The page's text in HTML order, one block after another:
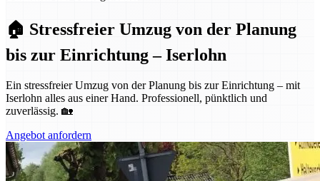
🏠 Stressfreier Umzug von der Planung
bis zur Einrichtung – Iserlohn
Ein stressfreier Umzug von der Planung bis zur Einrichtung – mit
Iserlohn alles aus einer Hand. Professionell, pünktlich und
zuverlässig. 🏡
Angebot anfordern